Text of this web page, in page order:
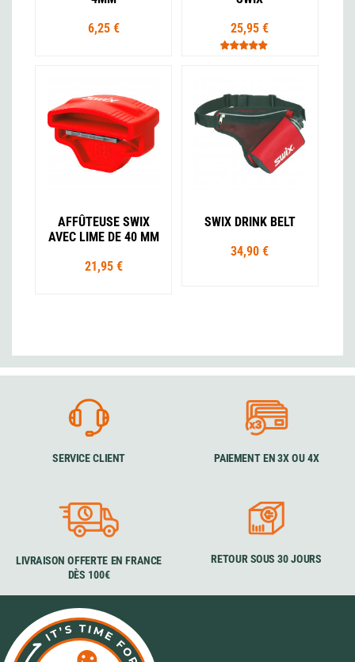
6,25 €
25,95 €
AFFÛTEUSE SWIX
AVEC LIME DE 40 MM
21,95 €
SWIX DRINK BELT
34,90 €
SERVICE CLIENT PAIEMENT EN 3X OU 4X
LIVRAISON OFFERTE EN FRANCE
DÈS 100€
RETOUR SOUS 30 JOURS